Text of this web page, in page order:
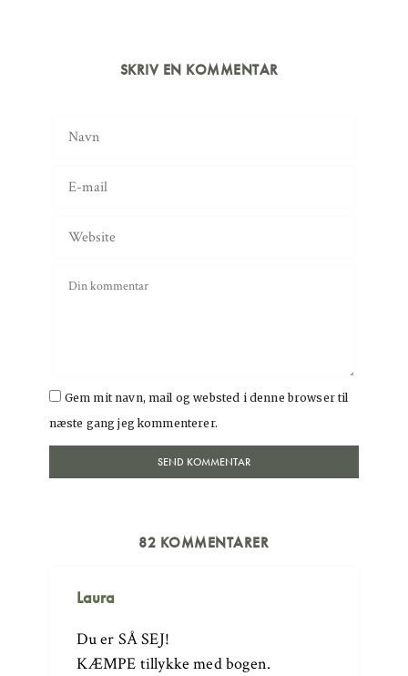
SKRIV EN KOMMENTAR
Gem mit navn, mail og websted i denne browser til
næste gang jeg kommenterer.
82 KOMMENTARER
Laura
Du er SÅ SEJ!
KÆMPE tillykke med bogen.